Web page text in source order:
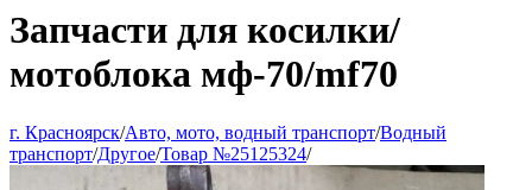
Запчасти для косилки/
мотоблока мф-70/mf70
г. Красноярск/Авто, мото, водный транспорт/Водный
транспорт/Другое/Товар №25125324/